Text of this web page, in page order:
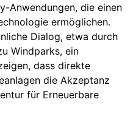
Anwendungen, die einen
ermöglichen.
Dialog, etwa durch
Windparks, ein
dass direkte
die Akzeptanz
für Erneuerbare